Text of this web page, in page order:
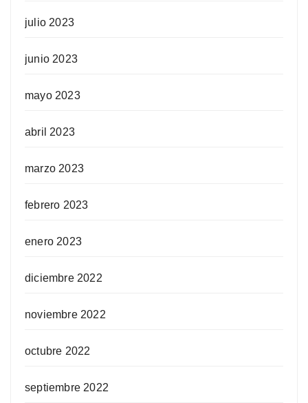
julio 2023
junio 2023
mayo 2023
abril 2023
marzo 2023
febrero 2023
enero 2023
diciembre 2022
noviembre 2022
octubre 2022
septiembre 2022